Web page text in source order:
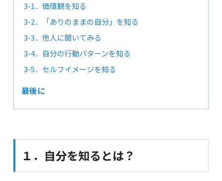
3-1．価値観を知る
3-2．「ありのままの自分」を知る
3-3．他人に聞いてみる
3-4．自分の行動パターンを知る
3-5．セルフイメージを知る
最後に
１．自分を知るとは？